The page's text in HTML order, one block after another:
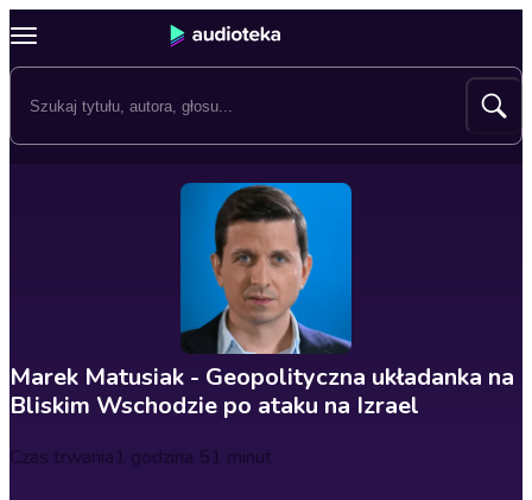
Marek Matusiak - Geopolityczna układanka na
Bliskim Wschodzie po ataku na Izrael
Czas trwania1 godzina 51 minut